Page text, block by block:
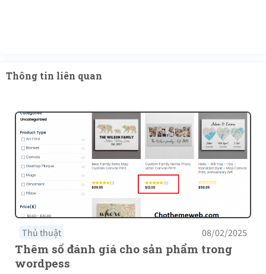
Thông tin liên quan
Thủ thuật 08/02/2025
Thêm số đánh giá cho sản phẩm trong
wordpess